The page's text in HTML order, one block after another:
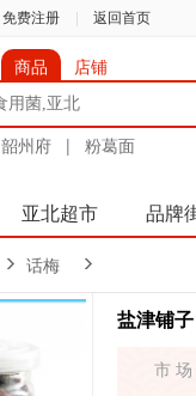
免费注册 返回首页
商品 店铺
韶州府 | 粉葛面
亚北超市 品牌
话梅
盐津铺
市